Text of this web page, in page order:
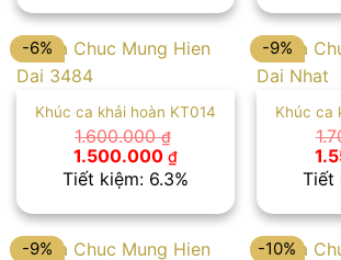
1.500.000 ₫.
-6%
Khúc ca khải hoàn KT014
1.600.000₫
Giá
gốc
là:
1.500.000 ₫Giá
hiện
tại
1.500.000 ₫.
Tiết kiệm: 6.3%
-9%
Khúc ca
Giá
là:
Tiết
-9% -10%